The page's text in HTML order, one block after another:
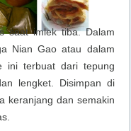
saat imlek tiba. Dalam
Nian Gao atau dalam
ini terbuat dari tepung
lengket. Disimpan di
keranjang dan semakin